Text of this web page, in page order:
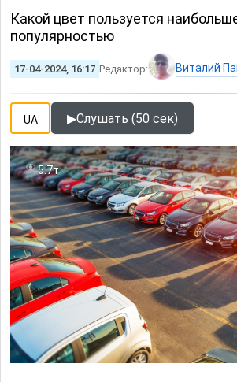
Какой цвет пользуется
популярностью
17-04-2024, 16:17 Редактор: Виталий
UA ▶Слушать (50 сек)
5.7т